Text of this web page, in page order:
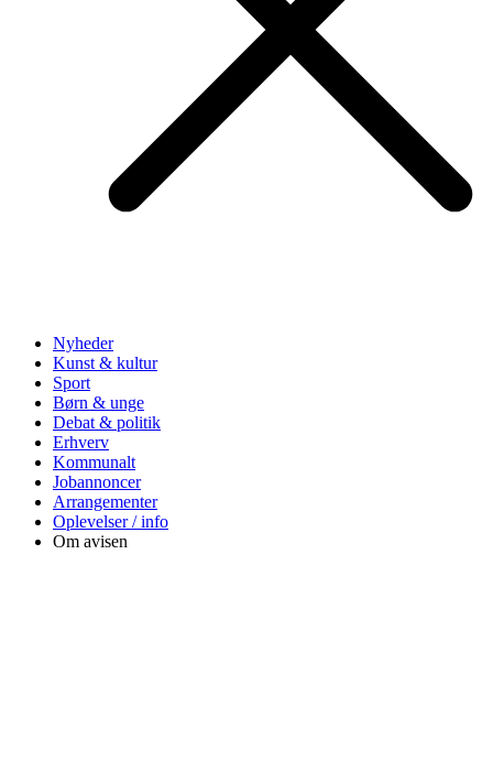
Nyheder
Kunst & kultur
Sport
Børn & unge
Debat & politik
Erhverv
Kommunalt
Jobannoncer
Arrangementer
Oplevelser / info
Om avisen